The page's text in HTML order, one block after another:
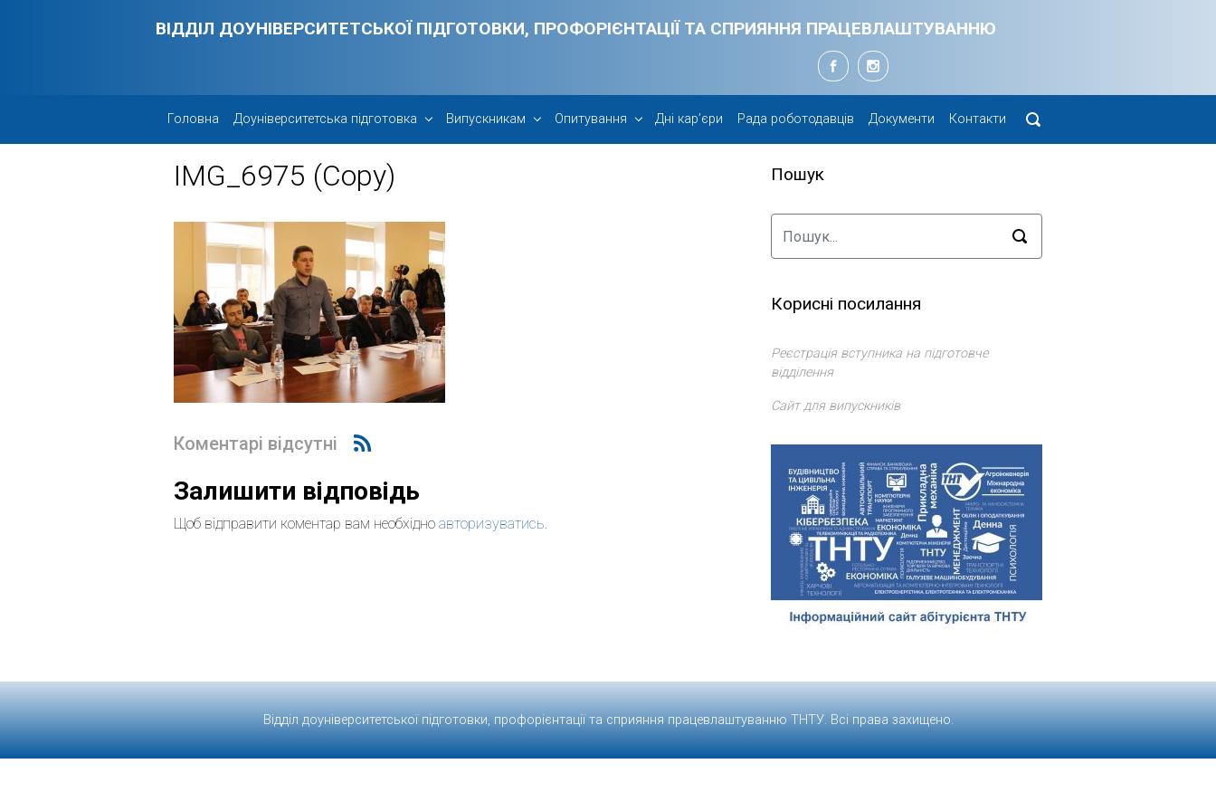
ВІДДІЛ ДОУНІВЕРСИТЕТСЬКОЇ ПІДГОТОВКИ, ПРОФОРІЄНТАЦІЇ ТА СПРИЯННЯ ПРАЦЕВЛАШТУВАННЮ
Головна Доуніверситетська підготовка Випускникам Опитування Дні кар’єри Рада роботодавців Документи Контакти
IMG_6975 (Copy)
Коментарі відсутні
Залишити відповідь
Щоб відправити коментар вам необхідно авторизуватись.
Пошук
Корисні посилання
Реєстрація вступника на підготовче
відділення
Сайт для випускників
Відділ доуніверситетської підготовки, профорієнтації та сприяння працевлаштуванню ТНТУ. Всі права захищено.